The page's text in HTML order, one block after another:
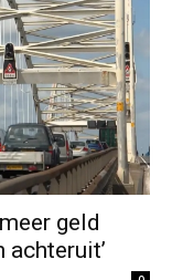
geld
achteruit’